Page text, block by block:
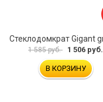
1 585 руб. 1 506 руб.
В КОРЗИНУ